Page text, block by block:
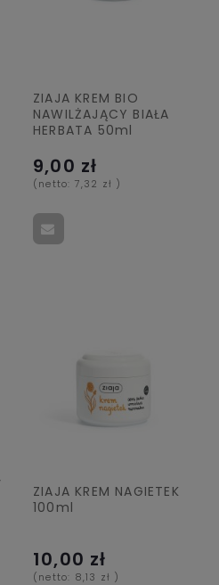
ZIAJA KREM BIO
NAWILŻAJĄCY BIAŁA
HERBATA 50ml
9,00 zł
(netto: 7,32 zł )
ZIAJA KREM NAGIETEK
100ml
10,00 zł
(netto: 8,13 zł )